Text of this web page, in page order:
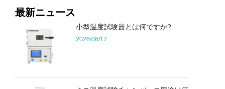
最新ニュース
小型温度試験器とは何ですか?
2026/06/12